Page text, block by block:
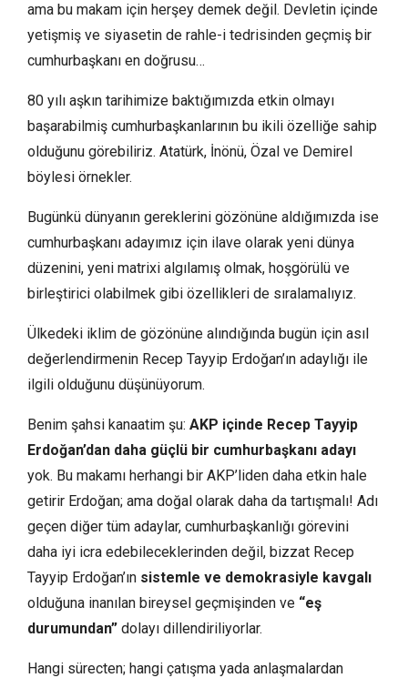
ama bu makam için herşey demek değil. Devletin içinde
yetişmiş ve siyasetin de rahle-i tedrisinden geçmiş bir
cumhurbaşkanı en doğrusu…
80 yılı aşkın tarihimize baktığımızda etkin olmayı
başarabilmiş cumhurbaşkanlarının bu ikili özelliğe sahip
olduğunu görebiliriz. Atatürk, İnönü, Özal ve Demirel
böylesi örnekler.
Bugünkü dünyanın gereklerini gözönüne aldığımızda ise
cumhurbaşkanı adayımız için ilave olarak yeni dünya
düzenini, yeni matrixi algılamış olmak, hoşgörülü ve
birleştirici olabilmek gibi özellikleri de sıralamalıyız.
Ülkedeki iklim de gözönüne alındığında bugün için asıl
değerlendirmenin Recep Tayyip Erdoğan’ın adaylığı ile
ilgili olduğunu düşünüyorum.
Benim şahsi kanaatim şu: AKP içinde Recep Tayyip
Erdoğan’dan daha güçlü bir cumhurbaşkanı adayı
yok. Bu makamı herhangi bir AKP’liden daha etkin hale
getirir Erdoğan; ama doğal olarak daha da tartışmalı! Adı
geçen diğer tüm adaylar, cumhurbaşkanlığı görevini
daha iyi icra edebileceklerinden değil, bizzat Recep
Tayyip Erdoğan’ın sistemle ve demokrasiyle kavgalı
olduğuna inanılan bireysel geçmişinden ve “eş
durumundan” dolayı dillendiriliyorlar.
Hangi sürecten; hangi çatışma yada anlaşmalardan